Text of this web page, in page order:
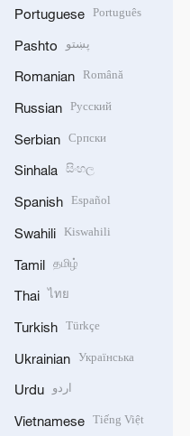
Portuguese Português
Pashto پښتو
Romanian Română
Russian Русский
Serbian Српски
Sinhala සිංහල
Spanish Español
Swahili Kiswahili
Tamil தமிழ்
Thai ไทย
Turkish Türkçe
Ukrainian Українська
Urdu اردو
Vietnamese Tiếng Việt